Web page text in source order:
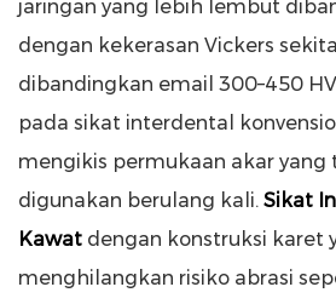
jaringan yang lebih lembut
dengan kekerasan Vickers
dibandingkan email 300–450
pada sikat interdental
mengikis permukaan akar yang
digunakan berulang kali. Sikat
Kawat dengan konstruksi karet
menghilangkan risiko abrasi